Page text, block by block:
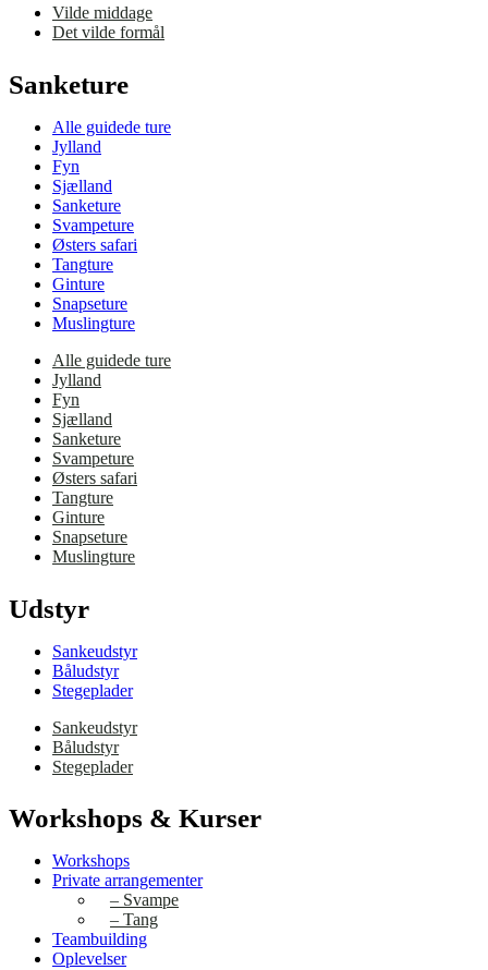
Vilde middage
Det vilde formål
Sanketure
Alle guidede ture
Jylland
Fyn
Sjælland
Sanketure
Svampeture
Østers safari
Tangture
Ginture
Snapseture
Muslingture
Alle guidede ture
Jylland
Fyn
Sjælland
Sanketure
Svampeture
Østers safari
Tangture
Ginture
Snapseture
Muslingture
Udstyr
Sankeudstyr
Båludstyr
Stegeplader
Sankeudstyr
Båludstyr
Stegeplader
Workshops & Kurser
Workshops
Private arrangementer
– Svampe
– Tang
Teambuilding
Oplevelser